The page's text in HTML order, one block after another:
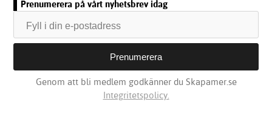
Prenumerera på vårt nyhetsbrev idag
Genom att bli medlem godkänner du Skapamer.se
Integritetspolicy.